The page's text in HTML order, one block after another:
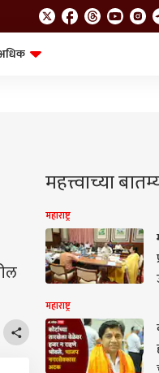
महत्त्वाच्या
महाराष्ट्र
महाराष्ट्र